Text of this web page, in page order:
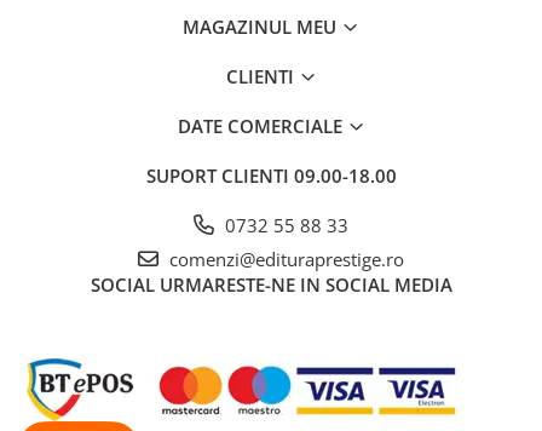
MAGAZINUL MEU
CLIENTI
DATE COMERCIALE
SUPORT CLIENTI 09.00-18.00
0732 55 88 33
comenzi@edituraprestige.ro
SOCIAL URMARESTE-NE IN SOCIAL MEDIA